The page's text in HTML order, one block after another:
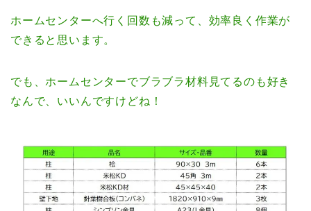
ホームセンターへ行く回数も減って、効率良く作業が
できると思います。
でも、ホームセンターでブラブラ材料見てるのも好き
なんで、いいんですけどね！